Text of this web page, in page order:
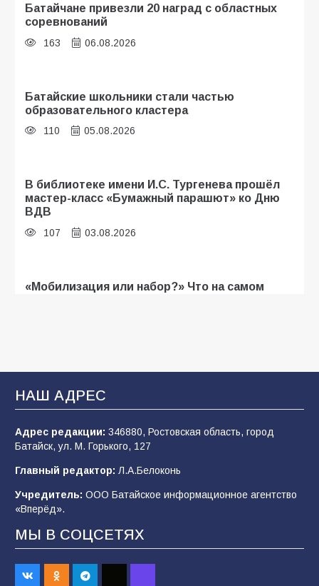
Батайчане привезли 20 наград с областных
соревнований
163 06.08.2026
Батайские школьники стали частью
образовательного кластера
110 05.08.2026
В библиотеке имени И.С. Тургенева прошёл
мастер-класс «Бумажный парашют» ко Дню
ВДВ
107 03.08.2026
«Мобилизация или набор?» Что на самом
В Батайске продолжаются дорожные работы
100 04.08.2026
Будет ли мобилизация в России в 2026 году
после выборов: в Госдуме дали ответ
95 06.08.2026
«Пургу нести — не поля переходить»: почему
заявления о мобилизации — это
пропагандистский вброс
НАШ АДРЕС
Адрес редакции: 346880, Ростовская область, город
Батайск, ул. М. Горького, 127
Главный редактор: Л.А.Белоконь
Учредитель: ООО Батайское информационное агентство
«Вперёд».
МЫ В СОЦСЕТЯХ